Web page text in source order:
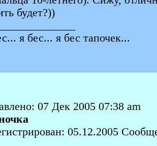
будет?))
я бес... я бес тапочек...
07 Дек 2005 07:38 am
05.12.2005